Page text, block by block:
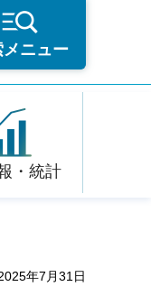
メニュー
・統計
年7月31日